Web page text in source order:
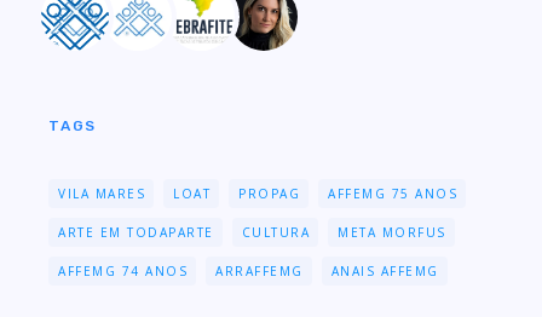
TAGS
VILA MARES LOAT PROPAG AFFEMG 75 ANOS
ARTE EM TODAPARTE CULTURA META MORFUS
AFFEMG 74 ANOS ARRAFFEMG ANAIS AFFEMG